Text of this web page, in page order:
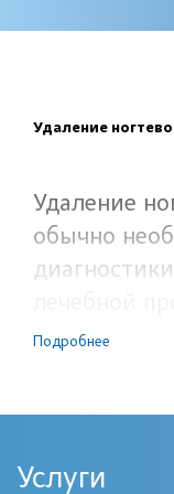
Удаление
Удаление
обычно
Подробнее
Услуги